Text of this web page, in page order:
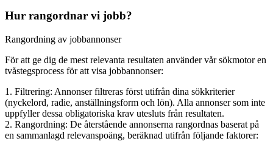
Hur rangordnar vi jobb?
Rangordning av jobbannonser
För att ge dig de mest relevanta resultaten använder vår sökmotor en
tvåstegsprocess för att visa jobbannonser:
1. Filtrering: Annonser filtreras först utifrån dina sökkriterier
(nyckelord, radie, anställningsform och lön). Alla annonser som inte
uppfyller dessa obligatoriska krav utesluts från resultaten.
2. Rangordning: De återstående annonserna rangordnas baserat på
en sammanlagd relevanspoäng, beräknad utifrån följande faktorer: